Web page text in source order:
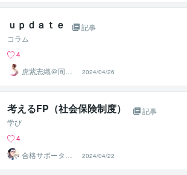
ｕｐｄａｔｅ
記事
コラム
4
虎紫志織＠同じ
目線の『駆け込
み寺』
2024/04/26
考えるFP（社会保険制度）
記事
学び
4
合格サポータ
ー 佐々英流
（ササエル）
2024/04/22